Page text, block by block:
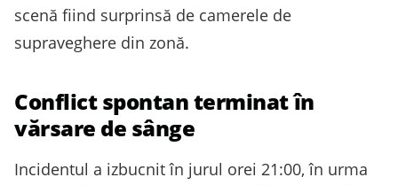
scenă fiind surprinsă de camerele de
supraveghere din zonă.
Conflict spontan terminat în
vărsare de sânge
Incidentul a izbucnit în jurul orei 21:00, în urma